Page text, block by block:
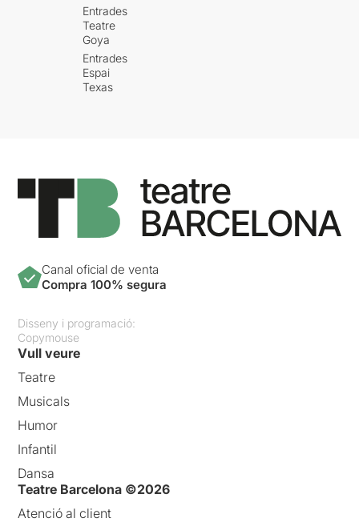
Entrades
Teatre
Goya
Entrades
Espai
Texas
Canal oficial de venta
Compra 100% segura
Disseny i programació:
Copymouse
Vull veure
Teatre
Musicals
Humor
Infantil
Dansa
Teatre Barcelona ©2026
Atenció al client